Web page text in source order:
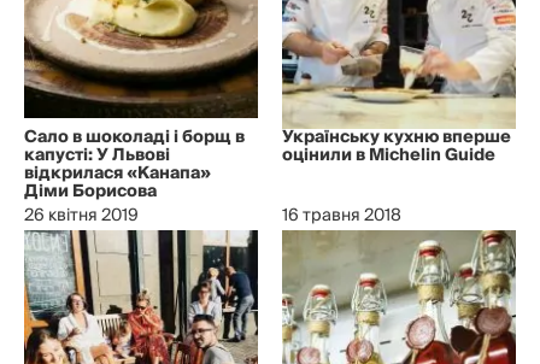
Сало в шоколаді і борщ в
капусті: У Львові
відкрилася «Канапа»
Діми Борисова
26 квітня 2019
Українську кухню вперше
оцінили в Michelin Guide
16 травня 2018